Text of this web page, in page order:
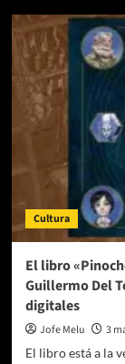
El
Rafael
o
Huida
Peregrino:
importancia
conocer
las
raíces
Cultura
El libro
Guillermo Del
digitales
Jofe Melu 3
El libro está a la